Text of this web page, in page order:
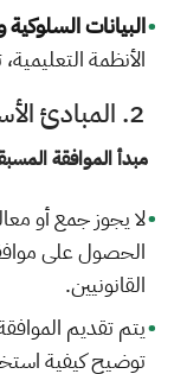
البيانات
الأنظمة
2. المبادئ الأساسية لحماية بيانات الأطفال
مبدأ الموافقة
لا يجوز جمع أو
الحصول على
القانونيين.
يتم تقديم
توضيح كيفية